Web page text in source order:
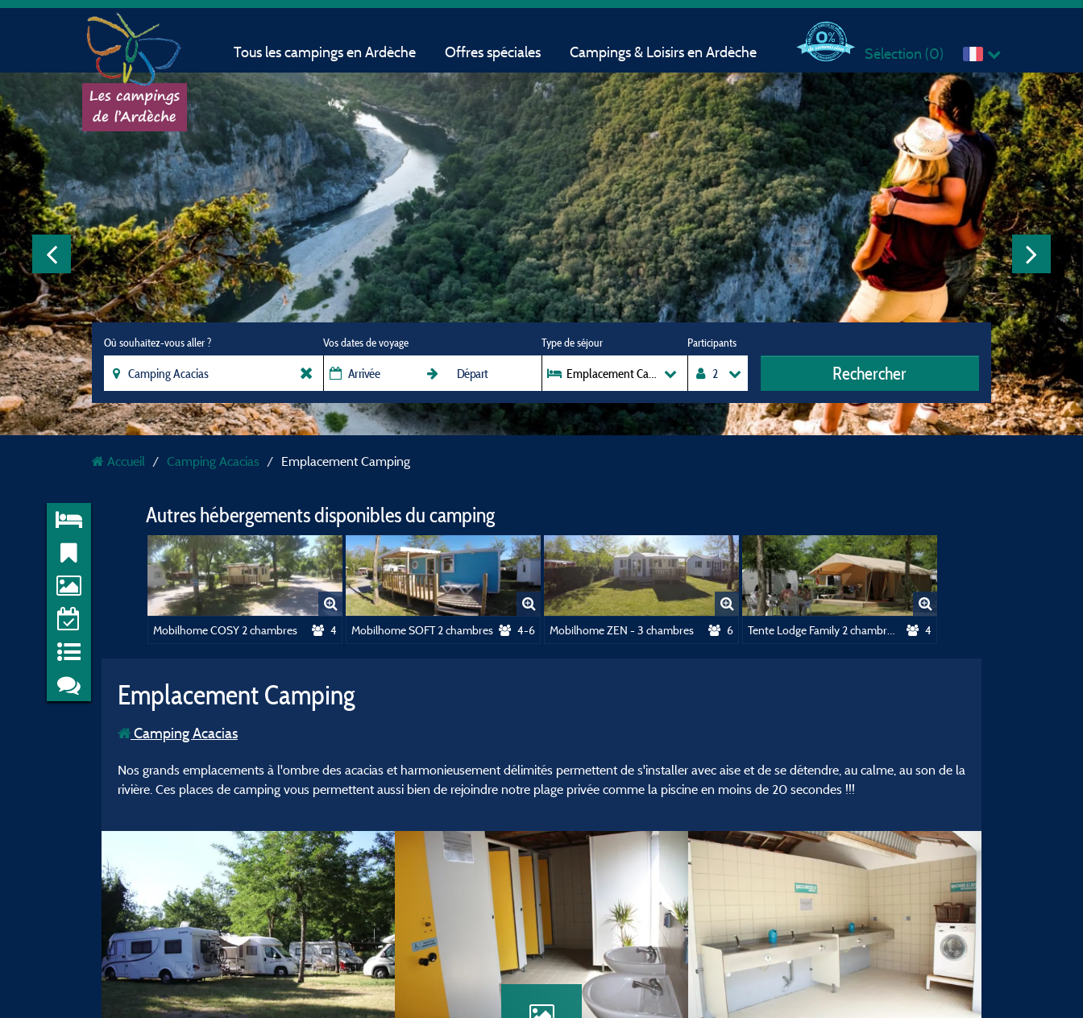
Tous les campings en Ardèche Offres spéciales Campings & Loisirs en Ardèche Sélection (0)
Où souhaitez-vous aller ? Vos dates de voyage Type de séjour
Emplacement Camping
Participants
Rechercher
Accueil Camping Acacias Emplacement Camping
Autres hébergements disponibles du camping
Mobilhome COSY 2 chambres 4 Mobilhome SOFT 2 chambres 4-6 Mobilhome ZEN - 3 chambres 6 Tente Lodge Family 2 chambres 4
Emplacement Camping
Camping Acacias
Nos grands emplacements à l'ombre des acacias et harmonieusement délimités permettent de s'installer avec aise et de se détendre, au calme, au son de la
rivière. Ces places de camping vous permettent aussi bien de rejoindre notre plage privée comme la piscine en moins de 20 secondes !!!